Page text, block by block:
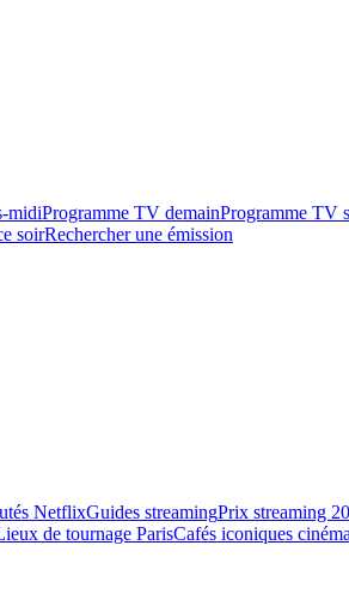
midiProgramme TV demainProgramme TV
soirRechercher une émission
NetflixGuides streamingPrix streaming
de tournage ParisCafés iconiques